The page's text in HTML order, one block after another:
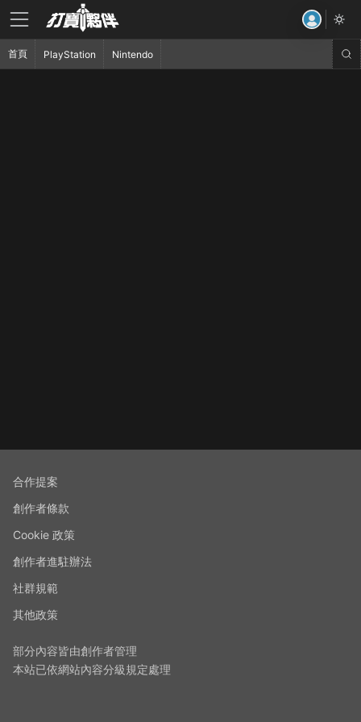
合作提案
創作者條款
Cookie 政策
創作者進駐辦法
社群規範
其他政策
部分內容皆由創作者管理
本站已依網站內容分級規定處理
首頁 PlayStation Nintendo